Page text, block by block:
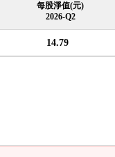
每股淨值(元)
2026-Q2
14.79